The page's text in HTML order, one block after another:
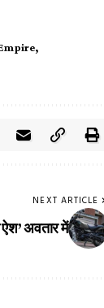
NEXT ARTICLE
अवतार में